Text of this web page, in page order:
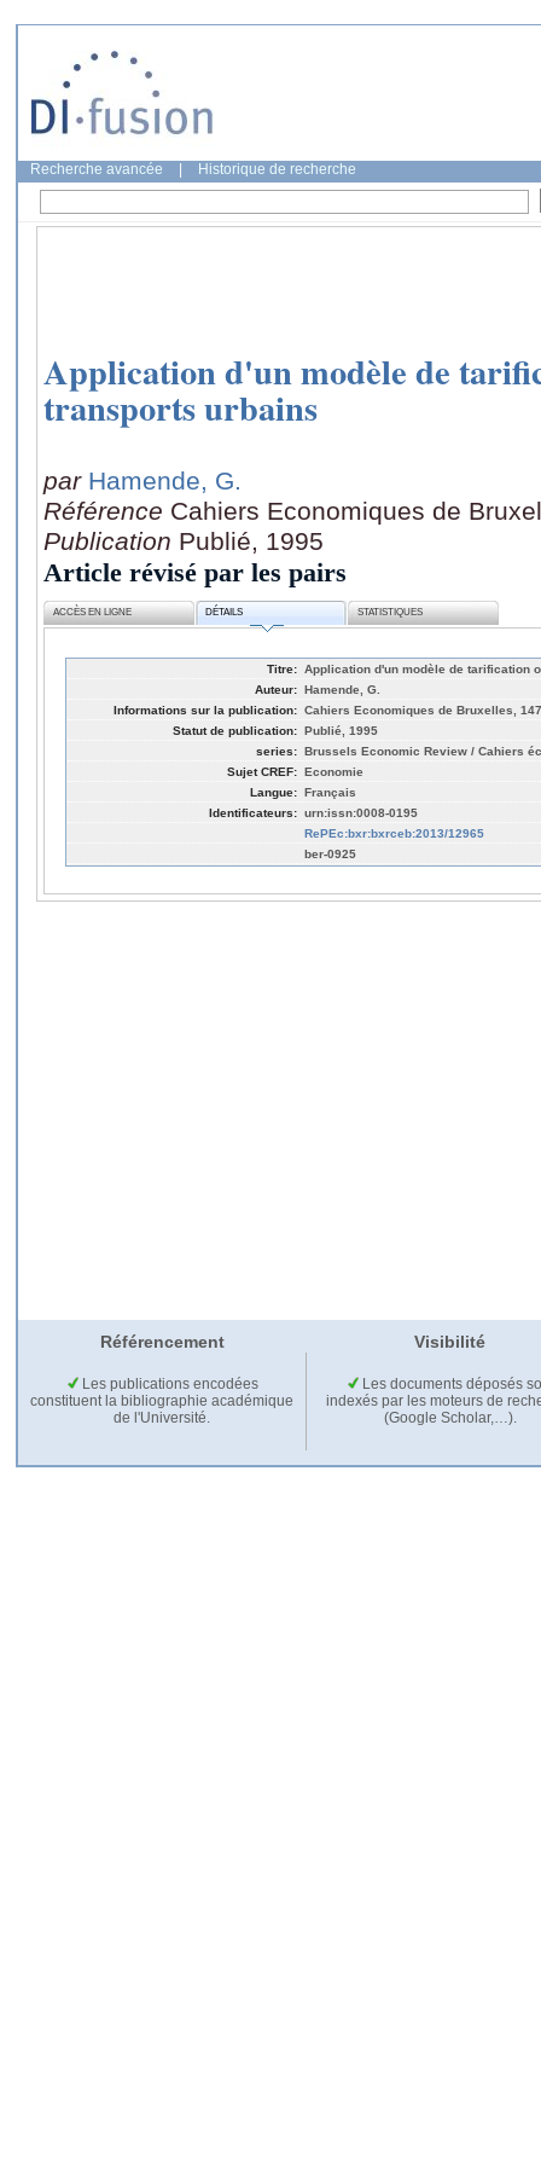
Recherche avancée Historique de recherche
Application d'un modèle de
transports urbains
par Hamende, G.
Référence Cahiers Economiques de
Publication Publié, 1995
Article révisé par les pairs
ACCÈS EN LIGNE DÉTAILS STATISTIQUES
Titre: Application d'un modèle de tarification
Auteur: Hamende, G.
Informations sur la publication: Cahiers Economiques de Bruxelles,
Statut de publication: Publié, 1995
series: Brussels Economic Review / Cahiers
Sujet CREF: Economie
Langue: Français
Identificateurs: urn:issn:0008-0195
RePEc:bxr:bxrceb:2013/12965
ber-0925
Référencement Visibilité
Les publications encodées
constituent la bibliographie académique
de l'Université.
Les documents déposés
indexés par les moteurs de
(Google Scholar,…).